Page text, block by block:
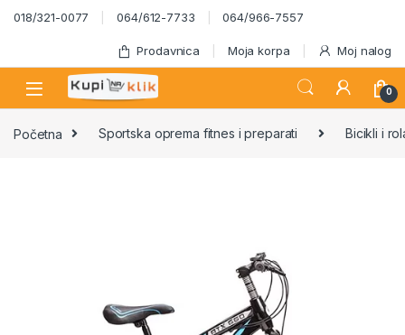
Skip to navigation
Skip to content
018/321-0077 064/612-7733 064/966-7557
Prodavnica Moja korpa Moj nalog
0
Početna Sportska oprema fitnes i preparati Bicikli i